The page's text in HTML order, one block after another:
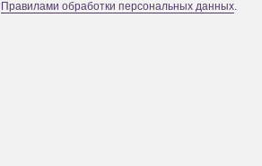
Правилами обработки персональных данных.